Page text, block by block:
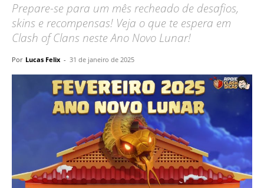
Prepare-se para um mês recheado de desafios,
skins e recompensas! Veja o que te espera em
Clash of Clans neste Ano Novo Lunar!
Por Lucas Felix - 31 de janeiro de 2025